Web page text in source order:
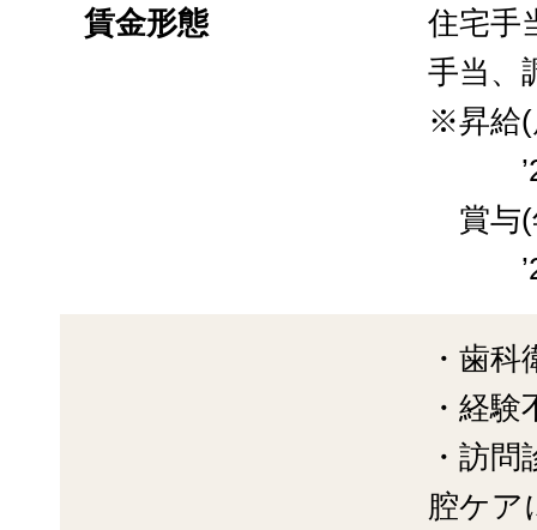
賃金形態
住宅手
手当、
※昇給(
’26
賞与(
’25
・歯
・経
・訪
腔ケア